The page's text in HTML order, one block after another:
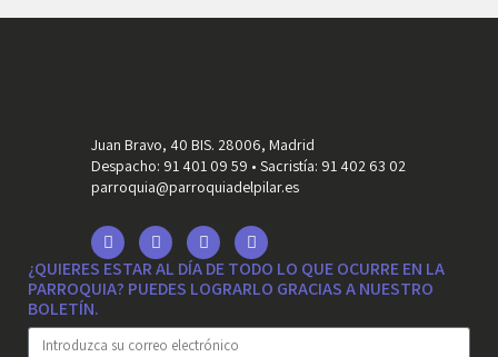
Juan Bravo, 40 BIS. 28006, Madrid
Despacho: 91 401 09 59 • Sacristía: 91 402 63 02
parroquia@parroquiadelpilar.es
¿QUIERES ESTAR AL DÍA DE TODO LO QUE OCURRE EN LA
PARROQUIA? PUEDES LOGRARLO GRACIAS A NUESTRO
BOLETÍN.